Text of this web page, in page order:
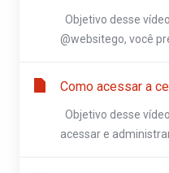
Objetivo desse
@websitego, você
Como acessar a
Objetivo desse
acessar e